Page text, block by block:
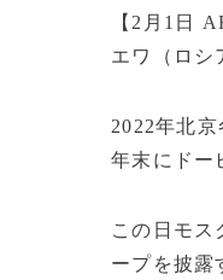
【2月1日
エワ（ロシ
2022年北
年末にドー
この日モス
ープを披露